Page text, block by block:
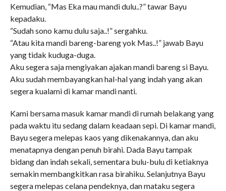
Kemudian, “Mas Eka mau mandi dulu..?” tawar Bayu
kepadaku.
“Sudah sono kamu dulu saja..!” sergahku.
“Atau kita mandi bareng-bareng yok Mas..!” jawab Bayu
yang tidak kuduga-duga.
Aku segera saja mengiyakan ajakan mandi bareng si Bayu.
Aku sudah membayangkan hal-hal yang indah yang akan
segera kualami di kamar mandi nanti.
Kami bersama masuk kamar mandi di rumah belakang yang
pada waktu itu sedang dalam keadaan sepi. Di kamar mandi,
Bayu segera melepas kaos yang dikenakannya, dan aku
menatapnya dengan penuh birahi. Dada Bayu tampak
bidang dan indah sekali, sementara bulu-bulu di ketiaknya
semakin membangkitkan rasa birahiku. Selanjutnya Bayu
segera melepas celana pendeknya, dan mataku segera